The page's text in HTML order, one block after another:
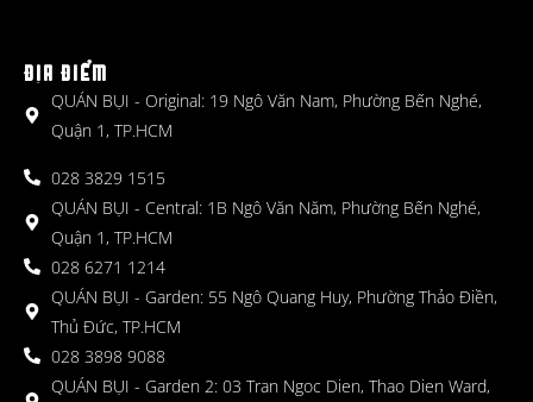
ĐỊA ĐIỂM
QUÁN BỤI - Original: 19 Ngô Văn Nam, Phường Bến Nghé,
Quận 1, TP.HCM
028 3829 1515
QUÁN BỤI - Central: 1B Ngô Văn Năm, Phường Bến Nghé,
Quận 1, TP.HCM
028 6271 1214
QUÁN BỤI - Garden: 55 Ngô Quang Huy, Phường Thảo Điền,
Thủ Đức, TP.HCM
028 3898 9088
QUÁN BỤI - Garden 2: 03 Tran Ngoc Dien, Thao Dien Ward,